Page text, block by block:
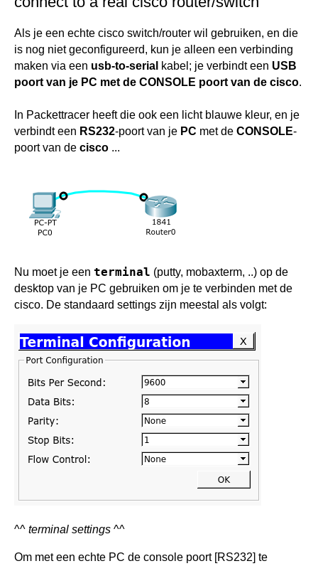
Als je een echte cisco switch/router wil gebruiken, en die
is nog niet geconfigureerd, kun je alleen een verbinding
maken via een usb-to-serial kabel; je verbindt een USB
poort van je PC met de CONSOLE poort van de cisco.
In Packettracer heeft die ook een licht blauwe kleur, en je
verbindt een RS232-poort van je PC met de CONSOLE-
poort van de cisco ...
Nu moet je een terminal (putty, mobaxterm, ..) op de
desktop van je PC gebruiken om je te verbinden met de
cisco. De standaard settings zijn meestal als volgt:
^^ terminal settings ^^
Om met een echte PC de console poort [RS232] te